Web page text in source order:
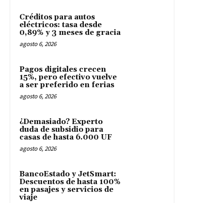
Créditos para autos
eléctricos: tasa desde
0,89% y 3 meses de gracia
agosto 6, 2026
Pagos digitales crecen
15%, pero efectivo vuelve
a ser preferido en ferias
agosto 6, 2026
¿Demasiado? Experto
duda de subsidio para
casas de hasta 6.000 UF
agosto 6, 2026
BancoEstado y JetSmart:
Descuentos de hasta 100%
en pasajes y servicios de
viaje